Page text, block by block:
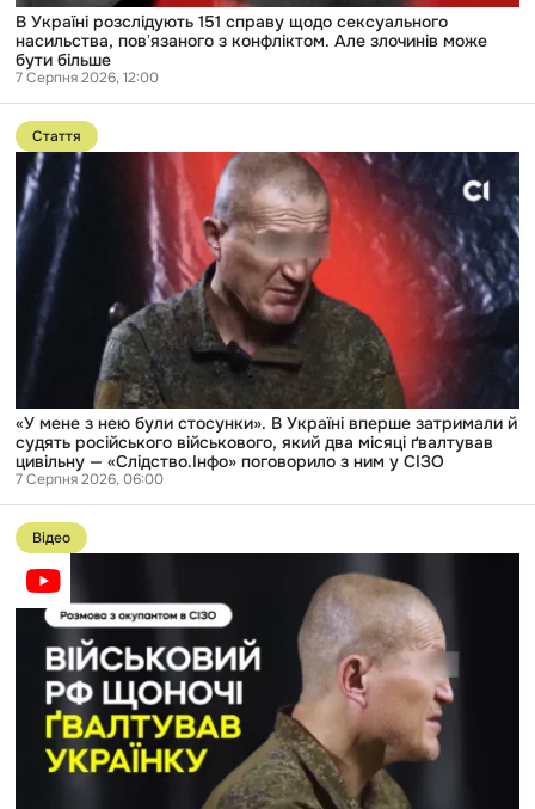
може
бути
більше
В Україні розслідують 151 справу щодо сексуального
насильства, повʼязаного з конфліктом. Але злочинів може
бути більше
7 Серпня 2026, 12:00
Перейти
до
публікації
мене
нею
були
стосунки».
Україні
вперше
затримали
російського
військового,
який
два
місяці
ґвалтував
цивільну
«Слідство.Інфо»
поговорило
ним
Стаття
«У мене з нею були стосунки». В Україні вперше затримали й
судять російського військового, який два місяці ґвалтував
цивільну — «Слідство.Інфо» поговорило з ним у СІЗО
7 Серпня 2026, 06:00
Перейти
до
публікації
Ґвалтував
два
місяці
підвалі:
поговорили
російським
окупантом
Відео